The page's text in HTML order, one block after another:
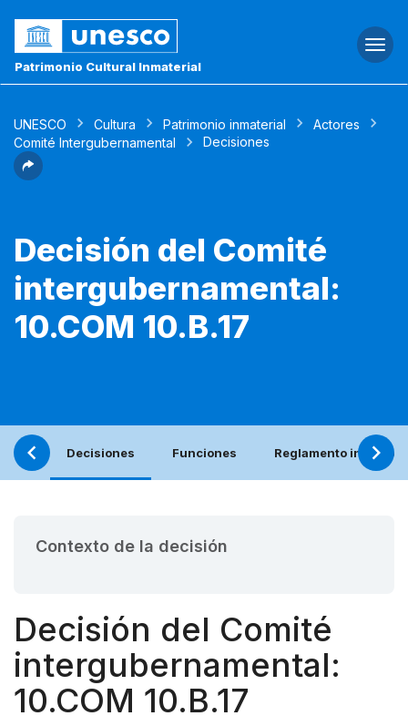
Patrimonio Cultural Inmaterial
UNESCO Cultura Patrimonio inmaterial
Actores
Comité Intergubernamental
Decisiones
Decisión del Comité
intergubernamental:
10.COM 10.B.17
Decisiones Funciones Reglamento interno
Contexto de la decisión
Decisión del Comité
intergubernamental:
10.COM 10.B.17